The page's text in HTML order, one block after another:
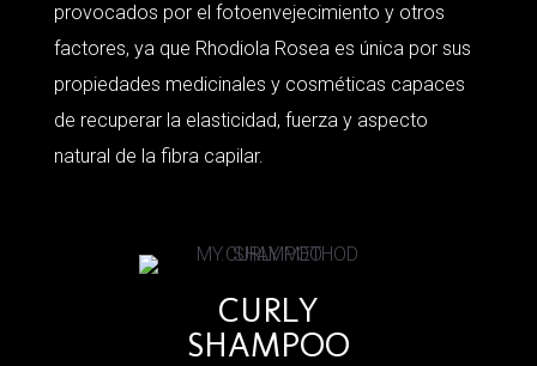
provocados por el fotoenvejecimiento y otros
factores, ya que Rhodiola Rosea es única por sus
propiedades medicinales y cosméticas capaces
de recuperar la elasticidad, fuerza y aspecto
natural de la fibra capilar.
CURLY
SHAMPOO